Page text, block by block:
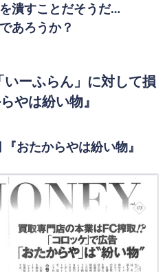
潰すことだそうだ…
あろうか？
ーふらん」に対して損
やは紛い物』
おたからやは紛い物』